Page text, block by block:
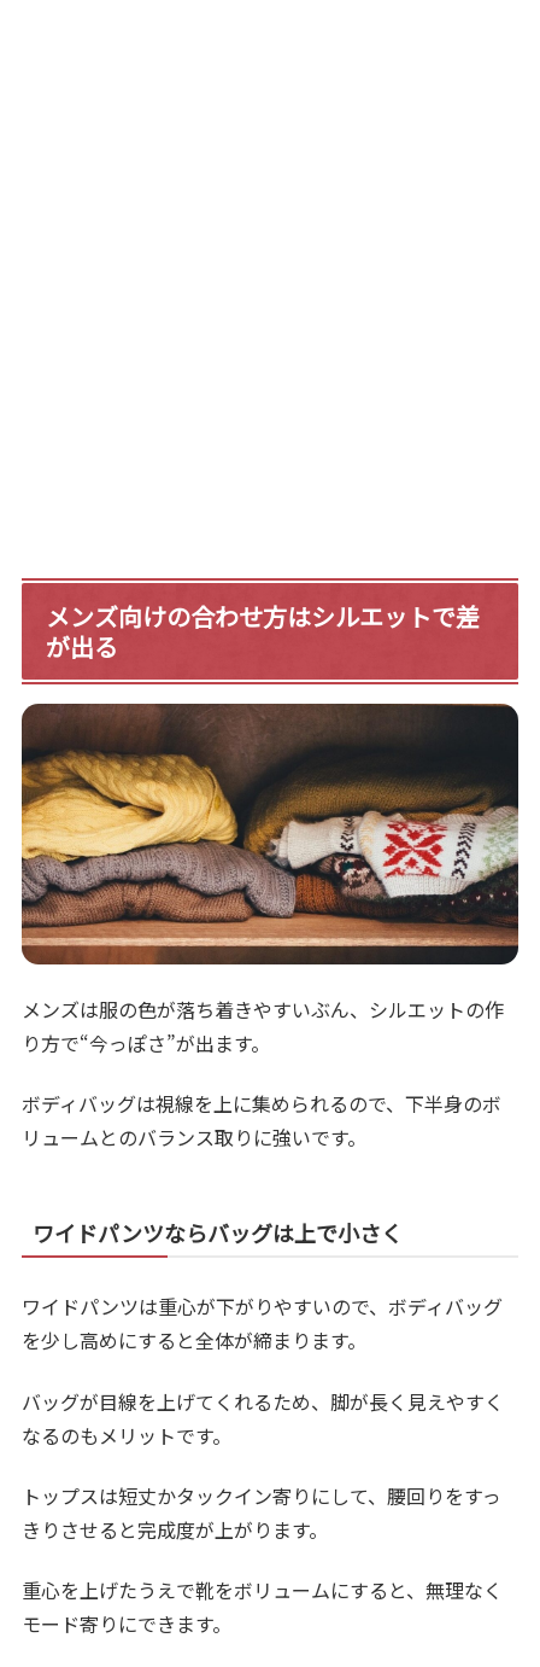
メンズ向けの合わせ方はシルエットで差
が出る
メンズは服の色が落ち着きやすいぶん、シルエットの作
り方で“今っぽさ”が出ます。
ボディバッグは視線を上に集められるので、下半身のボ
リュームとのバランス取りに強いです。
ワイドパンツならバッグは上で小さく
ワイドパンツは重心が下がりやすいので、ボディバッグ
を少し高めにすると全体が締まります。
バッグが目線を上げてくれるため、脚が長く見えやすく
なるのもメリットです。
トップスは短丈かタックイン寄りにして、腰回りをすっ
きりさせると完成度が上がります。
重心を上げたうえで靴をボリュームにすると、無理なく
モード寄りにできます。